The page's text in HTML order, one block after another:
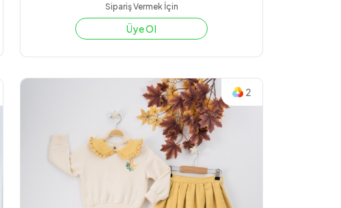
Sipariş Vermek İçin
Üye Ol
2